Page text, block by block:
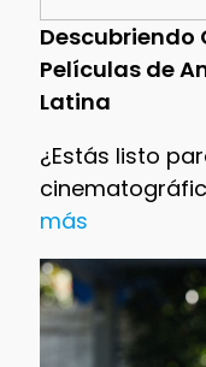
Descubriendo
Películas de
Latina
¿Estás listo
más